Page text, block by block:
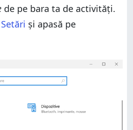
de pe bara ta de activități.
și apasă pe